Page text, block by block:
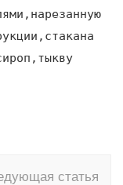
статья